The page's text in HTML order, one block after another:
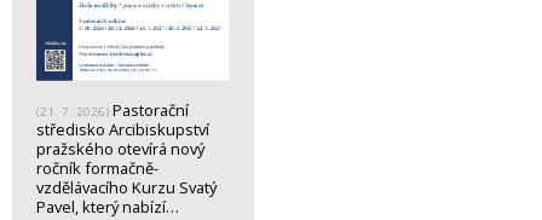
(21. 7. 2026) Pastorační
středisko Arcibiskupství
pražského otevírá nový
ročník formačně-
vzdělávacího Kurzu Svatý
Pavel, který nabízí…